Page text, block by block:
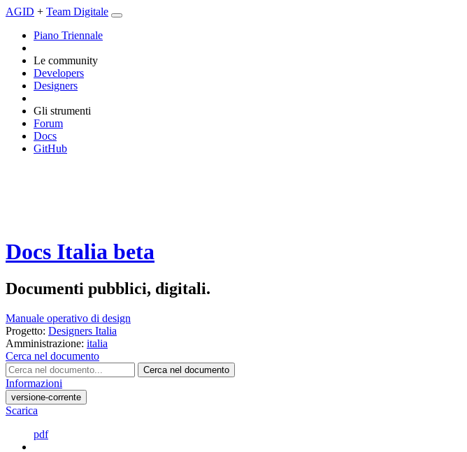
AGID + Team Digitale
Piano Triennale
Le community
Developers
Designers
Gli strumenti
Forum
Docs
GitHub
Docs Italia beta
Documenti pubblici, digitali.
Manuale operativo di design
Progetto: Designers Italia
Amministrazione: italia
Cerca nel documento
Cerca nel documento
Informazioni
versione-corrente
Scarica
pdf